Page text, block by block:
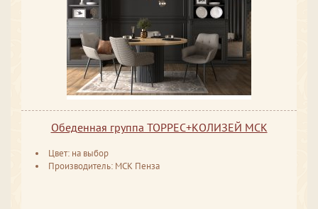
Обеденная группа ТОРРЕС+КОЛИЗЕЙ МСК
Цвет: на выбор
Производитель: МСК Пенза